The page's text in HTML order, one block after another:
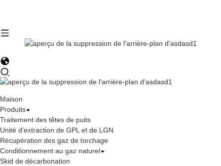
Maison
Produits
Traitement des têtes de puits
Unité d'extraction de GPL et de LGN
Récupération des gaz de torchage
Conditionnement au gaz naturel
Skid de décarbonation